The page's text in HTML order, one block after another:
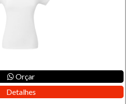
Orçar
Detalhes